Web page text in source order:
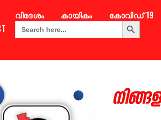
വിദേശം കായികം കോവിഡ് 19
Search
for:
Search Button